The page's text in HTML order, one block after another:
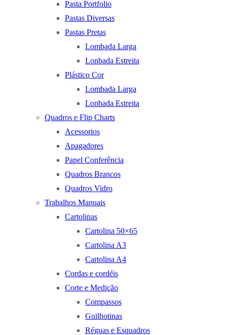
Pasta Portfolio
Pastas Diversas
Pastas Pretas
Lombada Larga
Lonbada Estreita
Plástico Cor
Lombada Larga
Lonbada Estreita
Quadros e Flip Charts
Acessorios
Apagadores
Papel Conferência
Quadros Brancos
Quadros Vidro
Trabalhos Manuais
Cartolinas
Cartolina 50×65
Cartolina A3
Cartolina A4
Cordas e cordéis
Corte e Medição
Compassos
Guilhotinas
Réguas e Esquadros